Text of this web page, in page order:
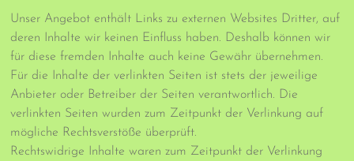
Unser Angebot enthält Links zu externen Websites Dritter, auf
deren Inhalte wir keinen Einfluss haben. Deshalb können wir
für diese fremden Inhalte auch keine Gewähr übernehmen.
Für die Inhalte der verlinkten Seiten ist stets der jeweilige
Anbieter oder Betreiber der Seiten verantwortlich. Die
verlinkten Seiten wurden zum Zeitpunkt der Verlinkung auf
mögliche Rechtsverstöße überprüft.
Rechtswidrige Inhalte waren zum Zeitpunkt der Verlinkung